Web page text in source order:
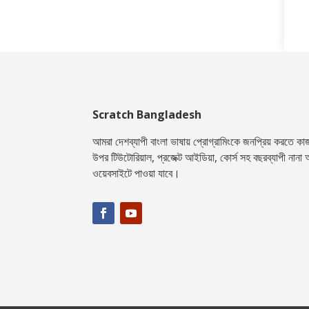
Scratch Bangladesh
আমরা দেশব্যাপী বাংলা ভাষায় প্রোগ্রামিংকে জনপ্রিয় করতে
উপর টিউটোরিয়াল, প্রজেক্ট আইডিয়া, কোর্স সহ বছরব্যাপী নানা
ওয়েবসাইটে পাওয়া যাবে।